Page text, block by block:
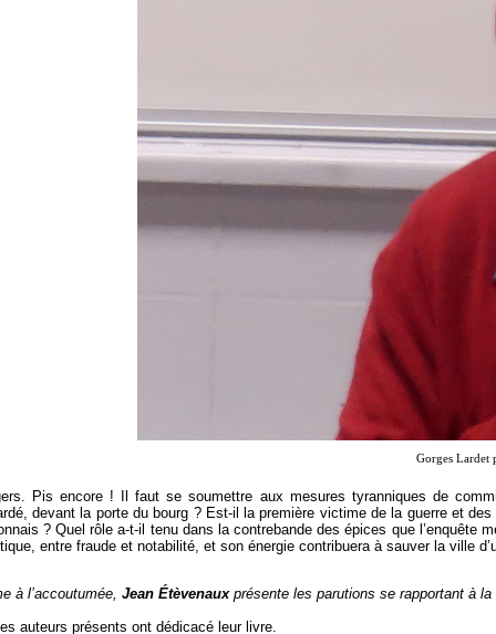
Gorges Lardet
Pis encore ! Il faut se soumettre aux mesures tyranniques de
devant la porte du bourg ? Est-il la première victime de la guerre et
? Quel rôle a-t-il tenu dans la contrebande des épices que l’enquête
entre fraude et notabilité, et son énergie contribuera à sauver la ville
à l’accoutumée, Jean Étèvenauxprésente les parutions se rapportant à la
auteurs présents ont dédicacé leur livre.